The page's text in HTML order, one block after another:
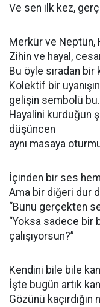
Ve sen ilk kez,
Merkür ve Neptün,
Zihin ve hayal,
Bu öyle sıradan
Kolektif bir
gelişin sembolü bu.
Hayalini kurduğun
düşüncen
aynı masaya
İçinden bir ses
Ama bir diğeri dur
“Bunu gerçekten
“Yoksa sadece bir
çalışıyorsun?”
Kendini bile bile
İşte bugün artık
Gözünü kaçırdığın